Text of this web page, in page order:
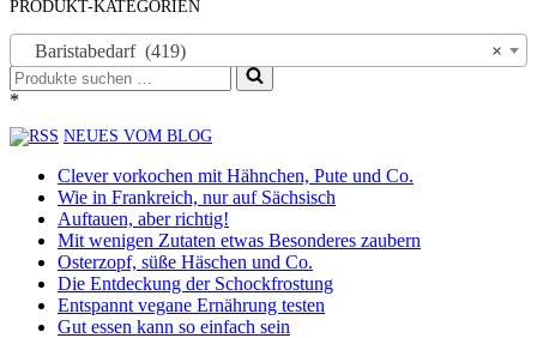
PRODUKT-KATEGORIEN
×
Baristabedarf (419)
Suchen
nach …
*
NEUES VOM BLOG
Clever vorkochen mit Hähnchen, Pute und Co.
Wie in Frankreich, nur auf Sächsisch
Auftauen, aber richtig!
Mit wenigen Zutaten etwas Besonderes zaubern
Osterzopf, süße Häschen und Co.
Die Entdeckung der Schockfrostung
Entspannt vegane Ernährung testen
Gut essen kann so einfach sein